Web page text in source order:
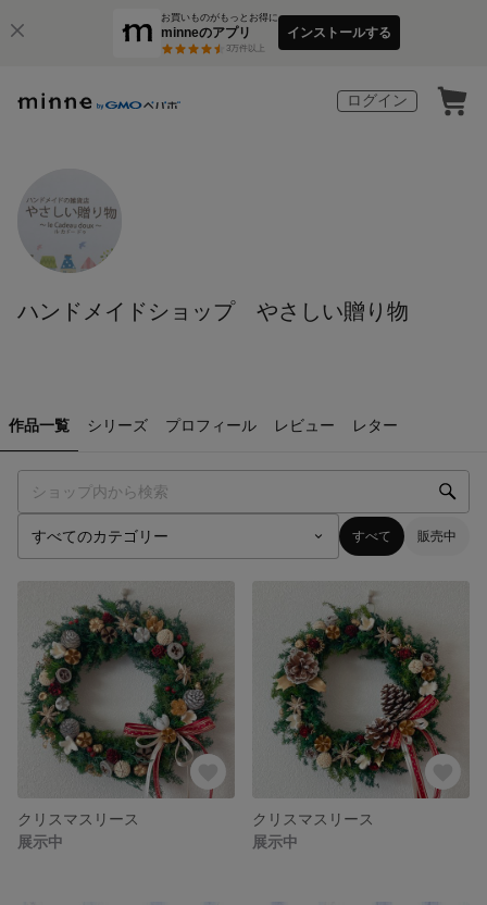
お買いものがもっとお得に
minneのアプリ
3万件以上
インストールする
ログイン
ハンドメイドショップ やさしい贈り物
作品一覧 シリーズ プロフィール レビュー レター
すべて 販売中
クリスマスリース
展示中
クリスマスリース
展示中